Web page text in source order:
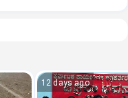
12 days ago